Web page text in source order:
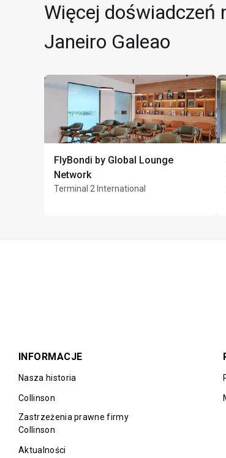
Piętro
Wszystkie
Więcej doświadczeń
Janeiro Galeao
FlyBondi by Global Lounge
Network
Terminal 2 International
INFORMACJE
Nasza historia
Collinson
Zastrzeżenia prawne firmy
Collinson
Aktualności